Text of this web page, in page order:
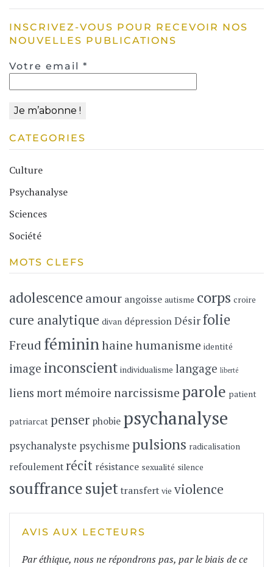
INSCRIVEZ-VOUS POUR RECEVOIR NOS
NOUVELLES PUBLICATIONS
Votre email *
CATEGORIES
Culture
Psychanalyse
Sciences
Société
MOTS CLEFS
adolescenceamour angoisse autisme corps croire
cure analytique divan dépressionDésirfolie
Freud fémininhainehumanisme identité
image inconscient individualisme langage liberté
liens mortmémoire narcissismeparole patient
patriarcat penser phobie psychanalyse
psychanalyste psychisme pulsions radicalisation
refoulementrécit résistance sexualité silence
souffrancesujettransfert vie violence
AVIS AUX LECTEURS
Par éthique, nous ne répondrons pas, par le biais de ce